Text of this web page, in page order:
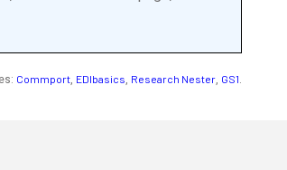
Commport EDIbasics Research Nester GS1